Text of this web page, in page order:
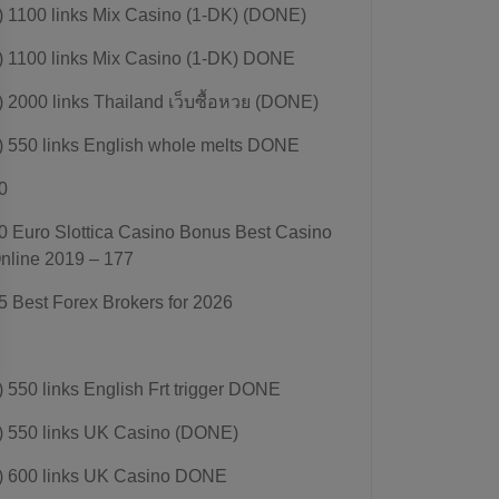
1100 links Mix Casino (1-DK) (DONE)
1100 links Mix Casino (1-DK) DONE
2000 links Thailand เว็บซื้อหวย (DONE)
550 links English whole melts DONE
Euro Slottica Casino Bonus Best Casino
2019 – 177
Best Forex Brokers for 2026
550 links English Frt trigger DONE
550 links UK Casino (DONE)
600 links UK Casino DONE